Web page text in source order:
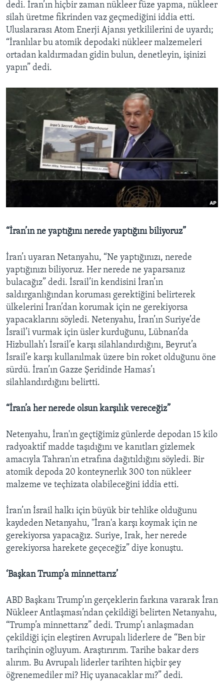
dedi. İran’ın hiçbir zaman nükleer füze yapma, nükleer
silah üretme fikrinden vaz geçmediğini iddia etti.
Uluslararası Atom Enerji Ajansı yetkililerini de uyardı;
“İranlılar bu atomik depodaki nükleer malzemeleri
ortadan kaldırmadan gidin bulun, denetleyin, işinizi
yapın” dedi.
“İran’ın ne yaptığını nerede yaptığını biliyoruz”
İran’ı uyaran Netanyahu, “Ne yaptığınızı, nerede
yaptığınızı biliyoruz. Her nerede ne yaparsanız
bulacağız” dedi. İsrail’in kendisini İran’ın
saldırganlığından koruması gerektiğini belirterek
ülkelerini İran’dan korumak için ne gerekiyorsa
yapacaklarını söyledi. Netenyahu, İran’ın Suriye’de
İsrail’i vurmak için üsler kurduğunu, Lübnan’da
Hizbullah’ı İsrail’e karşı silahlandırdığını, Beyrut’a
İsrail’e karşı kullanılmak üzere bin roket olduğunu öne
sürdü. İran’ın Gazze Şeridinde Hamas’ı
silahlandırdığını belirtti.
“İran’a her nerede olsun karşılık vereceğiz”
Netenyahu, İran'ın geçtiğimiz günlerde depodan 15 kilo
radyoaktif madde taşıdığını ve kanıtları gizlemek
amacıyla Tahran'ın etrafına dağıtıldığını söyledi. Bir
atomik depoda 20 konteynerlık 300 ton nükleer
malzeme ve teçhizata olabileceğini iddia etti.
İran’ın İsrail halkı için büyük bir tehlike olduğunu
kaydeden Netanyahu, ''İran'a karşı koymak için ne
gerekiyorsa yapacağız. Suriye, Irak, her nerede
gerekiyorsa harekete geçeceğiz” diye konuştu.
‘Başkan Trump’a minnettarız’
ABD Başkanı Trump’ın gerçeklerin farkına vararak İran
Nükleer Antlaşması’ndan çekildiği belirten Netanyahu,
“Trump’a minnettarız” dedi. Trump’ı anlaşmadan
çekildiği için eleştiren Avrupalı liderlere de “Ben bir
tarihçinin oğluyum. Araştırırım. Tarihe bakar ders
alırım. Bu Avrupalı liderler tarihten hiçbir şey
öğrenemediler mi? Hiç uyanacaklar mı?” dedi.